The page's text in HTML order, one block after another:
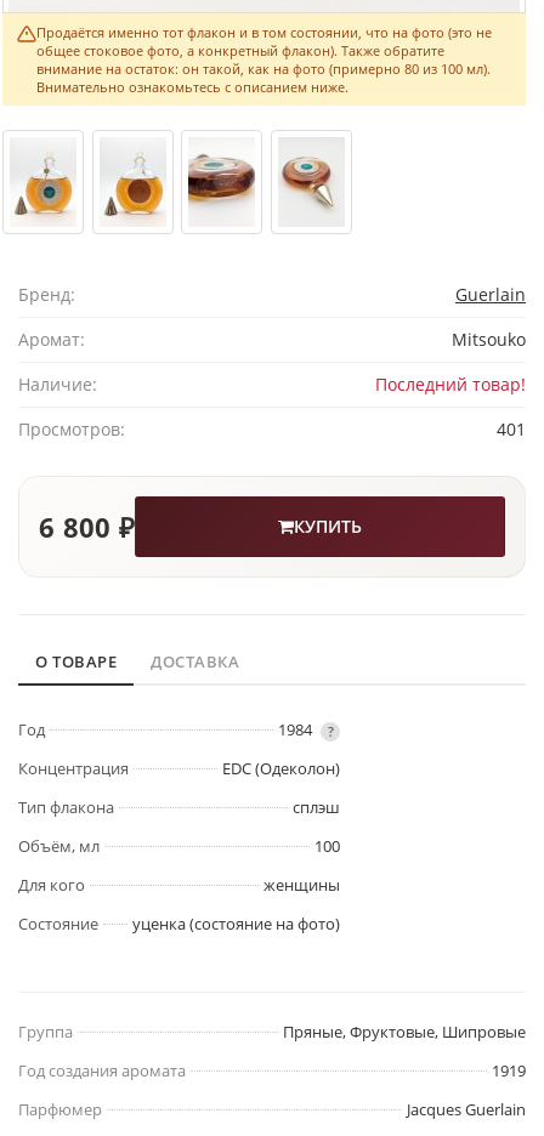
Продаётся именно тот флакон и в том состоянии, что на фото (это не
общее стоковое фото, а конкретный флакон). Также обратите
внимание на остаток: он такой, как на фото (примерно 80 из 100 мл).
Внимательно ознакомьтесь с описанием ниже.
Бренд:
Guerlain
Аромат:
Mitsouko
Наличие:
Последний товар!
Просмотров:
401
6 800 ₽ КУПИТЬ
О ТОВАРЕ ДОСТАВКА
Год 1984 ?
Концентрация
EDC (Одеколон)
Тип флакона
сплэш
Объём, мл
100
Для кого
женщины
Состояние
уценка (состояние на фото)
Группа
Пряные, Фруктовые, Шипровые
Год создания аромата
1919
Парфюмер
Jacques Guerlain